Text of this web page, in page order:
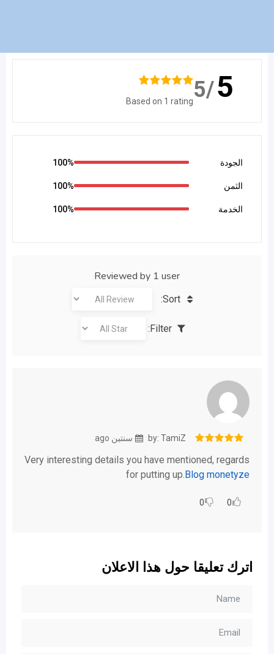
5
/5
Based on 1 rating
الجودة 100%
الثمن 100%
الخدمة 100%
Reviewed by 1 user
by: TamiZ سنتين ago
Very interesting details you have mentioned, regards
for putting up. Blog monetyze
0
0
اترك تعليقا حول هذا الاعلان